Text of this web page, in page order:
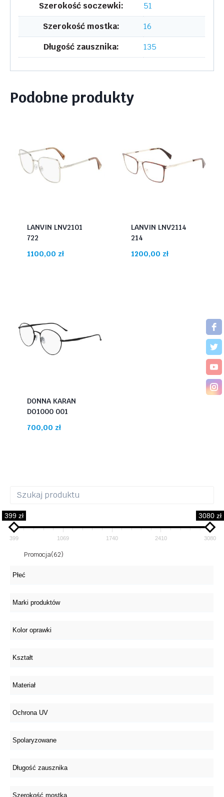
Szerokość soczewki:
51
Szerokość mostka:
16
Długość zausznika:
135
Podobne produkty
LANVIN LNV2101
722
1100,00 zł
LANVIN LNV2114
214
1200,00 zł
DONNA KARAN
DO1000 001
700,00 zł
399 zł 3080 zł
399 1069 1740 2410 3080
Promocja(62)